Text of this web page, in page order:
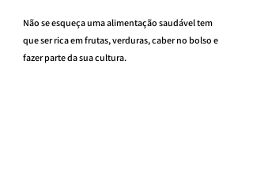
Não se esqueça uma alimentação saudável tem
que ser rica em frutas, verduras, caber no bolso e
fazer parte da sua cultura.